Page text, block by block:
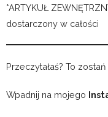
*ARTYKUŁ
dostarczony w całości
Przeczytałaś? To
Wpadnij na mojego